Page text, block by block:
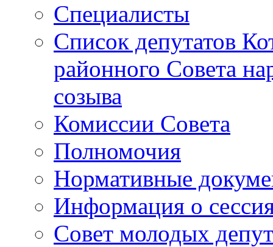
Специалисты
Список депутатов
районного Совета
созыва
Комиссии Совета
Полномочия
Нормативные
Информация о
Совет молодых